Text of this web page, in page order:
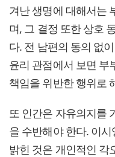
겨난 생명에 대해서는
며, 그 결정 또한 상호
다. 전 남편의 동의 없
윤리 관점에서 보면 부
책임을 위반한 행위로
또 인간은 자유의지를
을 수반해야 한다. 이
밝힌 것은 개인적인 각